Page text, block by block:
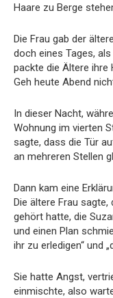
Haare zu Berge
Die Frau gab der
doch eines Tages,
packte die Ältere ihre
Geh heute Abend
In dieser Nacht,
Wohnung im vierten
sagte, dass die Tür
an mehreren Stellen
Dann kam eine
Die ältere Frau
gehört hatte, die
und einen Plan
ihr zu erledigen“ und
Sie hatte Angst,
einmischte, also